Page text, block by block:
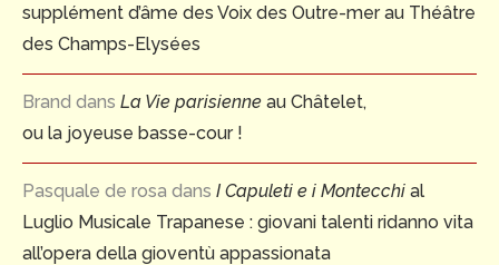
supplément d’âme des Voix des Outre-mer au Théâtre
des Champs-Elysées
Brand dans La Vie parisienne au Châtelet,
ou la joyeuse basse-cour !
Pasquale de rosa dans I Capuleti e i Montecchi al
Luglio Musicale Trapanese : giovani talenti ridanno vita
all’opera della gioventù appassionata